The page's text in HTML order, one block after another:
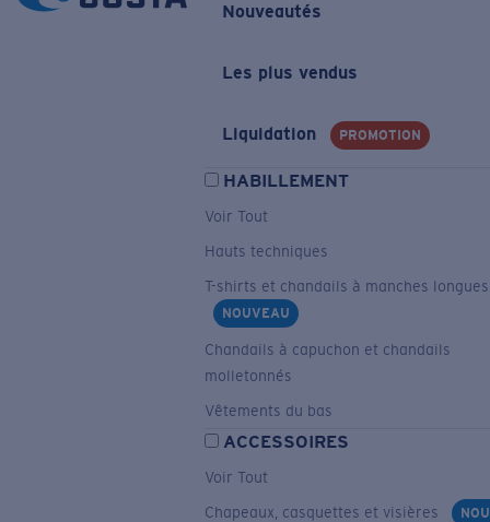
Nouveautés
Les plus vendus
Liquidation PROMOTION
HABILLEMENT
Voir Tout
Hauts techniques
T-shirts et chandails à manches longues
NOUVEAU
Chandails à capuchon et chandails
molletonnés
Vêtements du bas
ACCESSOIRES
Voir Tout
Chapeaux, casquettes et visières